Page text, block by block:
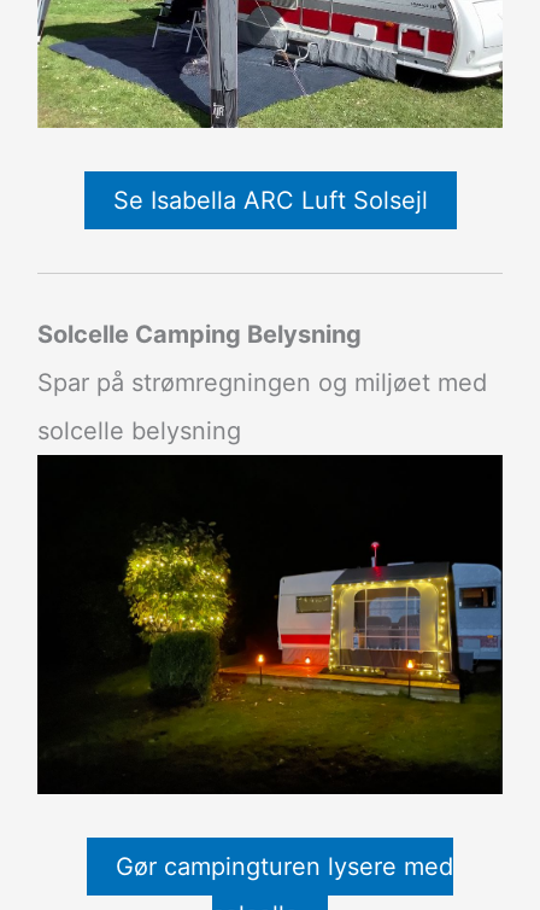
Se Isabella ARC Luft Solsejl
Solcelle Camping Belysning
Spar på strømregningen og miljøet med
solcelle belysning
Gør campingturen lysere med